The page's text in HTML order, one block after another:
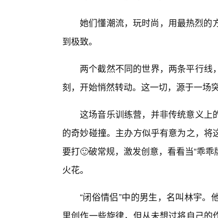
她们懂潮流，玩时尚，用最热烈的
到极致。
两个截然不同的世界，两条平行
刻，开始悄然转动。这一切，源于一场
这场音乐训练营，并非传统意义上
的奇妙碰撞。主办方似乎有意为之，
要打🙂破常规，激发创意，看看当“乖
火花。
“闭俗情侣”中的男生，名叫林宇
里创作一些旋律，但从未想过将自己